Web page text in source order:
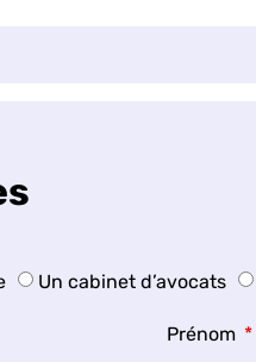
Un cabinet d’avocats
Prénom